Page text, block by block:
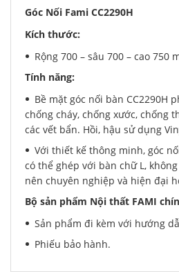
Góc Nối Fami CC2290H
Kích thước:
Rộng 700 – sâu 700 – cao 750
Tính năng:
Bề mặt góc nối bàn CC2290H
chống cháy, chống xước, chống
các vết bẩn. Hồi, hậu sử dụng
Với thiết kế thông minh, góc
có thể ghép với bàn chữ L,
nên chuyên nghiệp và hiện đại
Bộ sản phẩm Nội thất FAMI
Sản phẩm đi kèm với hướng
Phiếu bảo hành.